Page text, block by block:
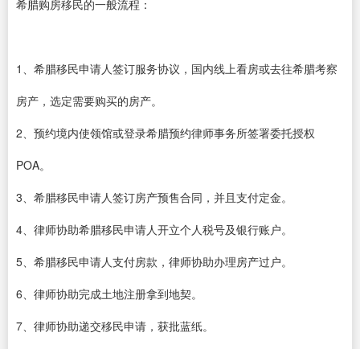
希腊购房移民的一般流程：
1、希腊移民申请人签订服务协议，国内线上看房或去往希腊考察
房产，选定需要购买的房产。
2、预约境内使领馆或登录希腊预约律师事务所签署委托授权
POA。
3、希腊移民申请人签订房产预售合同，并且支付定金。
4、律师协助希腊移民申请人开立个人税号及银行账户。
5、希腊移民申请人支付房款，律师协助办理房产过户。
6、律师协助完成土地注册拿到地契。
7、律师协助递交移民申请，获批蓝纸。